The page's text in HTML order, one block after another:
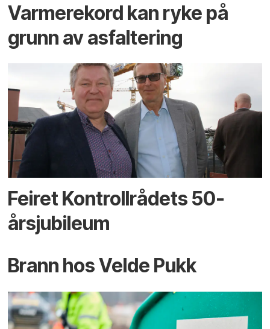
Varmerekord kan ryke på
grunn av asfaltering
Feiret Kontrollrådets 50-
årsjubileum
Brann hos Velde Pukk